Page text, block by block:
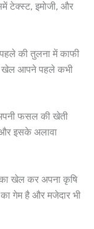
टेक्स्ट, इमोजी, और
की तुलना में काफी
खेल आपने पहले कभी
फसल की खेती
इसके अलावा
खेल कर अपना कृषि
गेम है और मजेदार भी